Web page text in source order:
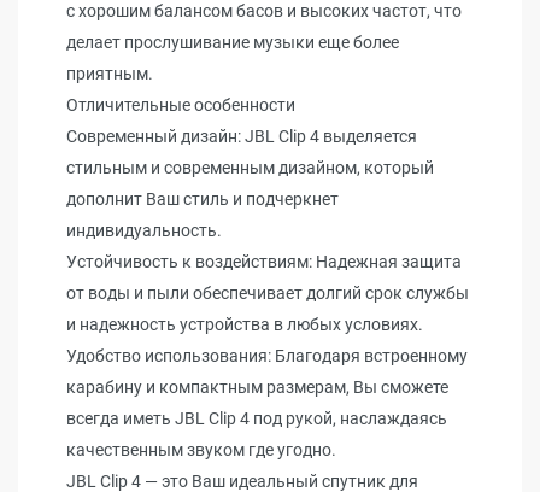
с хорошим балансом басов и высоких частот, что
делает прослушивание музыки еще более
приятным.
Отличительные особенности
Современный дизайн: JBL Clip 4 выделяется
стильным и современным дизайном, который
дополнит Ваш стиль и подчеркнет
индивидуальность.
Устойчивость к воздействиям: Надежная защита
от воды и пыли обеспечивает долгий срок службы
и надежность устройства в любых условиях.
Удобство использования: Благодаря встроенному
карабину и компактным размерам, Вы сможете
всегда иметь JBL Clip 4 под рукой, наслаждаясь
качественным звуком где угодно.
JBL Clip 4 — это Ваш идеальный спутник для